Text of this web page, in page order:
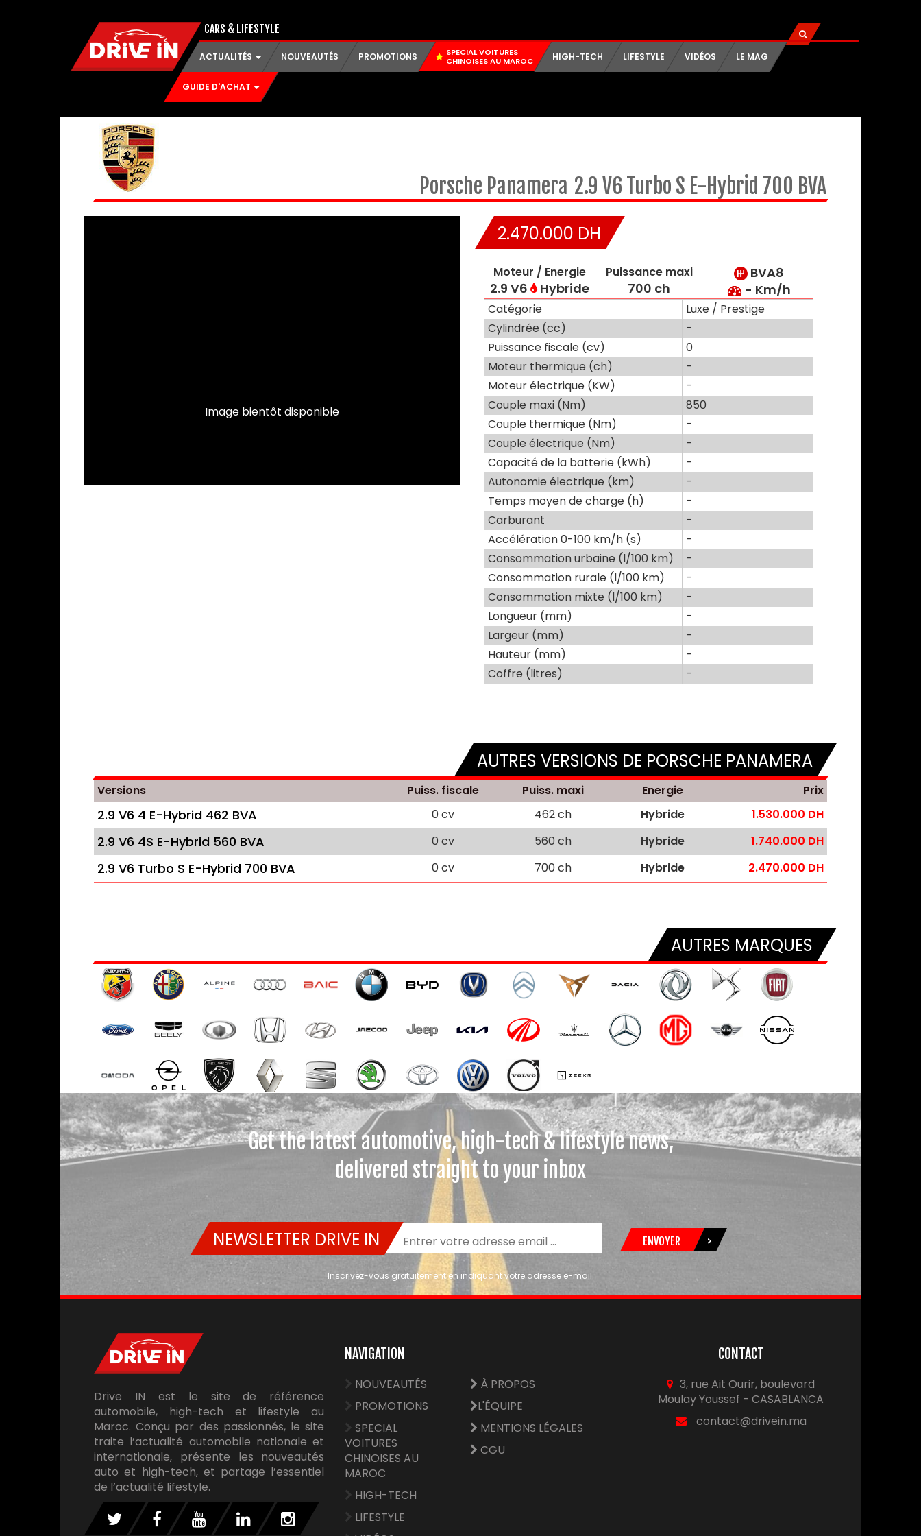
CARS & LIFESTYLE
ACTUALITÉS NOUVEAUTÉS PROMOTIONS
SPECIAL VOITURES
CHINOISES AU MAROC
HIGH-TECH LIFESTYLE VIDÉOS LE MAG
GUIDE D'ACHAT
Porsche Panamera 2.9 V6 Turbo S E-Hybrid 700 BVA
Image bientôt disponible
2.470.000 DH
Moteur / Energie
2.9 V6 Hybride
Puissance maxi
700 ch
BVA8
- Km/h
Catégorie
Luxe / Prestige
Cylindrée (cc)
-
Puissance fiscale (cv)
0
Moteur thermique (ch)
-
Moteur électrique (KW)
-
Couple maxi (Nm)
850
Couple thermique (Nm)
-
Couple électrique (Nm)
-
Capacité de la batterie (kWh)
-
Autonomie électrique (km)
-
Temps moyen de charge (h)
-
Carburant
-
Accélération 0-100 km/h (s)
-
Consommation urbaine (l/100 km)
-
Consommation rurale (l/100 km)
-
Consommation mixte (l/100 km)
-
Longueur (mm)
-
Largeur (mm)
-
Hauteur (mm)
-
Coffre (litres)
-
AUTRES VERSIONS DE PORSCHE PANAMERA
Versions Puiss. fiscale Puiss. maxi Energie Prix
2.9 V6 4 E-Hybrid 462 BVA 0 cv 462 ch Hybride 1.530.000 DH
2.9 V6 4S E-Hybrid 560 BVA 0 cv 560 ch Hybride 1.740.000 DH
2.9 V6 Turbo S E-Hybrid 700 BVA 0 cv 700 ch Hybride 2.470.000 DH
AUTRES MARQUES
Get the latest automotive, high-tech & lifestyle news,
delivered straight to your inbox
NEWSLETTER DRIVE IN ENVOYER >
Inscrivez-vous gratuitement en indiquant votre adresse e-mail.
Drive IN est le site de référence
automobile, high-tech et lifestyle au
Maroc. Conçu par des passionnés, le site
traite l’actualité automobile nationale et
internationale, présente les nouveautés
auto et high-tech, et partage l’essentiel
de l’actualité lifestyle.
NAVIGATION
NOUVEAUTÉS
PROMOTIONS
SPECIAL
VOITURES
CHINOISES AU
MAROC
HIGH-TECH
LIFESTYLE
À PROPOS
L'ÉQUIPE
MENTIONS LÉGALES
CGU
CONTACT
3, rue Ait Ourir, boulevard
Moulay Youssef - CASABLANCA
contact@drivein.ma